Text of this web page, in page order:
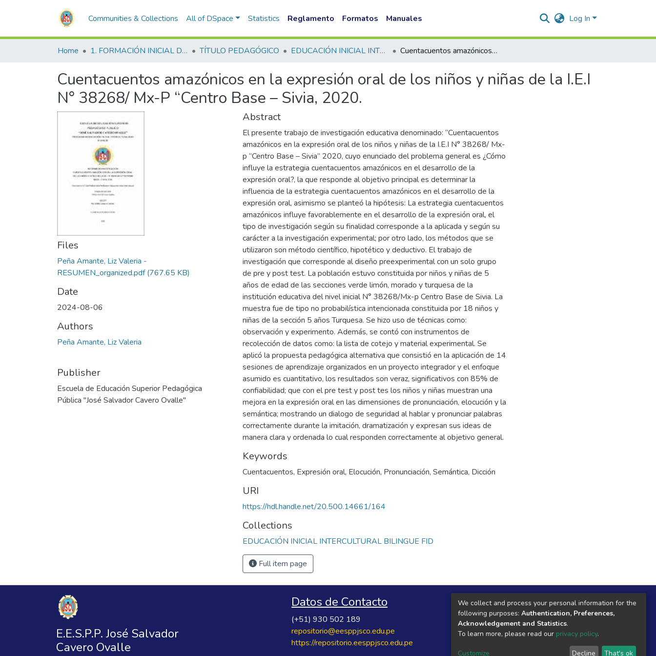
Communities & Collections All of DSpace Statistics Reglamento Formatos Manuales Log In
Home 1. FORMACIÓN INICIAL DOCENTE TÍTULO PEDAGÓGICO EDUCACIÓN INICIAL INTERCULTURAL BILINGUE FID Cuentacuentos amazónicos en la expresión oral de los niños y niñas de la I.E.I N° 38268/ Mx-P “Centro Base – Sivia, 2020.
Cuentacuentos amazónicos en la expresión oral de los niños y niñas de la I.E.I
N° 38268/ Mx-P “Centro Base – Sivia, 2020.
Files
Peña Amante, Liz Valeria -
RESUMEN_organized.pdf(767.65 KB)
Date
2024-08-06
Authors
Peña Amante, Liz Valeria
Publisher
Escuela de Educación Superior Pedagógica
Pública "José Salvador Cavero Ovalle"
Abstract
El presente trabajo de investigación educativa denominado: “Cuentacuentos
amazónicos en la expresión oral de los niños y niñas de la I.E.I N° 38268/ Mx-
p “Centro Base – Sivia” 2020, cuyo enunciado del problema general es ¿Cómo
influye la estrategia cuentacuentos amazónicos en el desarrollo de la
expresión oral?, la que responde al objetivo principal es determinar la
influencia de la estrategia cuentacuentos amazónicos en el desarrollo de la
expresión oral, asimismo se planteó la hipótesis: La estrategia cuentacuentos
amazónicos influye favorablemente en el desarrollo de la expresión oral, el
tipo de investigación según su finalidad corresponde a la aplicada y según su
carácter a la investigación experimental; por otro lado, los métodos que se
utilizaron son método científico, hipotético y deductivo. El trabajo de
investigación que corresponde al diseño preexperimental con un solo grupo
de pre y post test. La población estuvo constituida por niños y niñas de 5
años de edad de las secciones verde limón, morado y turquesa de la
institución educativa del nivel inicial N° 38268/Mx-p Centro Base de Sivia. La
muestra fue de tipo no probabilística intencionada constituida por 18 niños y
niñas de la sección 5 años Turquesa. Se hizo uso de técnicas como:
observación y experimento. Además, se contó con instrumentos de
recolección de datos como: la lista de cotejo y material experimental. Se
aplicó la propuesta pedagógica alternativa que consistió en la aplicación de 14
sesiones de aprendizaje organizados en un proyecto integrador y el enfoque
asumido es cuantitativo, los resultados son veraz, significativos con 85% de
confiabilidad; que con el pre test y post tes los niños y niñas muestran una
mejora en la expresión oral en las dimensiones de pronunciación, elocución y la
semántica; mostrando un dialogo de seguridad al hablar y pronunciar palabras
correctamente durante la imitación, dramatización y expresan sus ideas de
manera clara y ordenada lo cual responden correctamente al objetivo general.
Keywords
Cuentacuentos, Expresión oral, Elocución, Pronunciación, Semántica, Dicción
URI
https://hdl.handle.net/20.500.14661/164
Collections
EDUCACIÓN INICIAL INTERCULTURAL BILINGUE FID
Full item page
E.E.S.P.P. José Salvador
Cavero Ovalle
Datos de Contacto
(+51) 930 502 189
repositorio@eesppjsco.edu.pe
https://repositorio.eesppjsco.edu.pe
Local Central
Jr. Razuhuillca No 624
Huanta - Ayacucho
We collect and process your personal information for the
following purposes: Authentication, Preferences,
Acknowledgement and Statistics.
To learn more, please read our privacy policy.
Customize Decline That's ok